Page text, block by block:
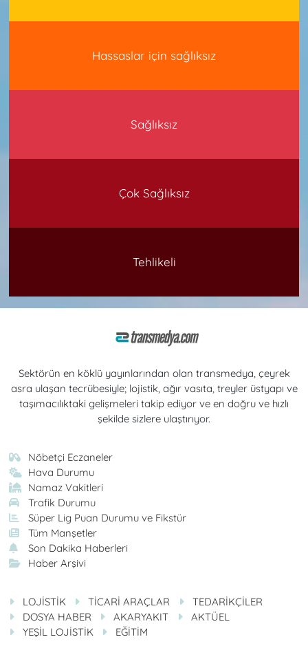
Hassaslar için sağlıksız
Sağlıksız
Çok Sağlıksız
Tehlikeli
Sektörün en köklü yayınlarından olan transmedya, çeyrek
asra ulaşan tecrübesiyle; lojistik, ağır vasıta, treyler üstyapı ve
taşımacılıktaki gelişmeleri takip ediyor ve en doğru ve hızlı
şekilde sizlere ulaştırıyor.
Nöbetçi Eczaneler
Hava Durumu
Namaz Vakitleri
Trafik Durumu
Süper Lig Puan Durumu ve Fikstür
Tüm Manşetler
Son Dakika Haberleri
Haber Arşivi
LOJİSTİK TİCARİ ARAÇLAR
TEDARİKÇİLER
DOSYA HABER
AKARYAKIT
AKTÜEL
YEŞİL LOJİSTİK
EĞİTİM